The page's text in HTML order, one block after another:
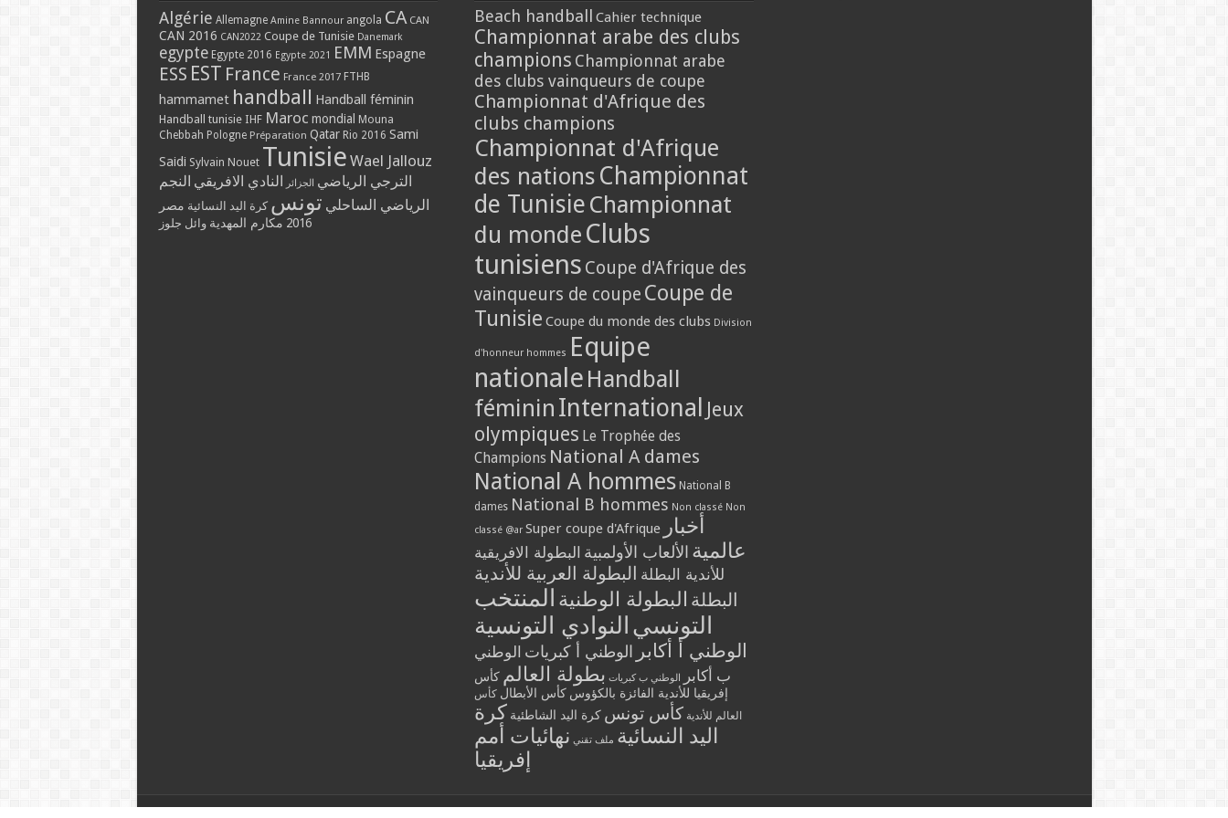
Algérie Allemagne Amine Bannour angola CA CAN
CAN 2016 CAN2022 Coupe de Tunisie Danemark
egypte Egypte 2016 Egypte 2021 EMM Espagne
ESS EST France France 2017 FTHB
hammamet handball Handball féminin
Handball tunisie IHF Maroc mondial Mouna
Chebbah Pologne Préparation Qatar Rio 2016 Sami
Saidi Sylvain Nouet Tunisie Wael Jallouz
الترجي الرياضي الجزائر النادي الافريقي النجم
الرياضي الساحلي تونس كرة اليد النسائية مصر
2016 مكارم المهدية وائل جلوز
Beach handball Cahier technique
Championnat arabe des clubs
champions Championnat arabe
des clubs vainqueurs de coupe
Championnat d'Afrique des
clubs champions
Championnat d'Afrique
des nations Championnat
de Tunisie Championnat
du monde Clubs
tunisiens Coupe d'Afrique des
vainqueurs de coupe Coupe de
Tunisie Coupe du monde des clubs Division
d'honneur hommes Equipe
nationale Handball
féminin International Jeux
olympiques Le Trophée des
Champions National A dames
National A hommes National B
dames National B hommes Non classé Non
classé @ar Super coupe d'Afrique أخبار
عالمية الألعاب الأولمبية البطولة الافريقية
للأندية البطلة البطولة العربية للأندية
البطلة البطولة الوطنية المنتخب
التونسي النوادي التونسية
الوطني أ أكابر الوطني أ كبريات الوطني
ب أكابر
الوطني ب كبريات بطولة العالم كأس
إفريقيا للأندية الفائزة بالكؤوس كأس الأبطال كأس
العالم للأندية كأس تونس كرة اليد الشاطئية كرة
اليد النسائية ملف تقني نهائيات أمم
إفريقيا